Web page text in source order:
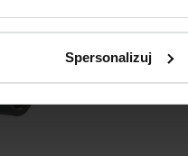
Spersonalizuj